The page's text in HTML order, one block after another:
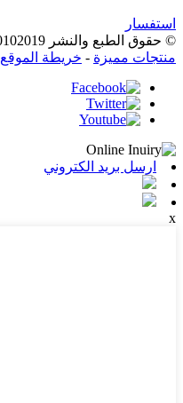
استفسار
© حقوق الطبع والنشر 20102019: جميع الحقوق محفوظة.
منتجات مميزة - خريطة الموقع
ارسل بريد الكتروني
x